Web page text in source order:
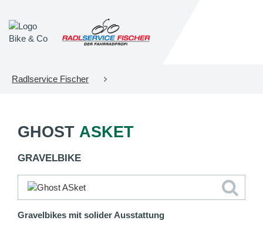
Radlservice Fischer
GHOST ASKET
GRAVELBIKE
Gravelbikes mit solider Ausstattung